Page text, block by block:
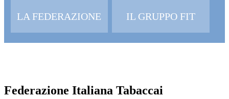
LA FEDERAZIONE IL GRUPPO FIT
Federazione Italiana Tabaccai